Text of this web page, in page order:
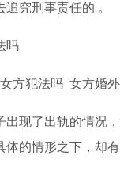
究刑事责任的 。
吗
出现了出轨的情况
的情形之下，却